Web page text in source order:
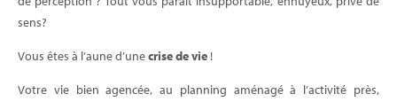
sens?
Vous êtes à l’aune d’unecrise de vie !
Votre vie bien agencée, au planning aménagé à l’activité près,